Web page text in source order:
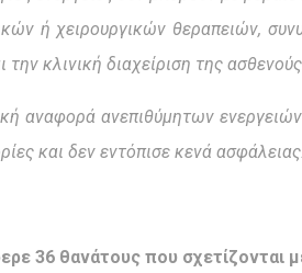
ή χειρουργικών θεραπειών,
την κλινική διαχείριση της
αναφορά ανεπιθύμητων
και δεν εντόπισε κενά
36 θανάτους που